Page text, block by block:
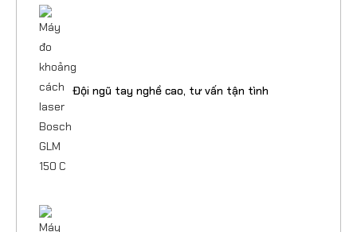
Đội ngũ tay nghề cao, tư vấn tận tình